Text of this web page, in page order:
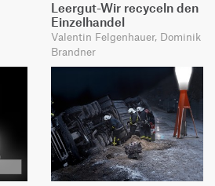
Leergut-Wir recyceln den
Einzelhandel
Valentin Felgenhauer, Dominik
Brandner